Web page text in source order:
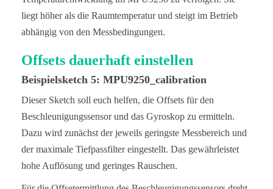
liegt höher als die Raumtemperatur und steigt im Betrieb
abhängig von den Messbedingungen.
Offsets dauerhaft einstellen
Beispielsketch 5: MPU9250_calibration
Dieser Sketch soll euch helfen, die Offsets für den
Beschleunigungssensor und das Gyroskop zu ermitteln.
Dazu wird zunächst der jeweils geringste Messbereich und
der maximale Tiefpassfilter eingestellt. Das gewährleistet
hohe Auflösung und geringes Rauschen.